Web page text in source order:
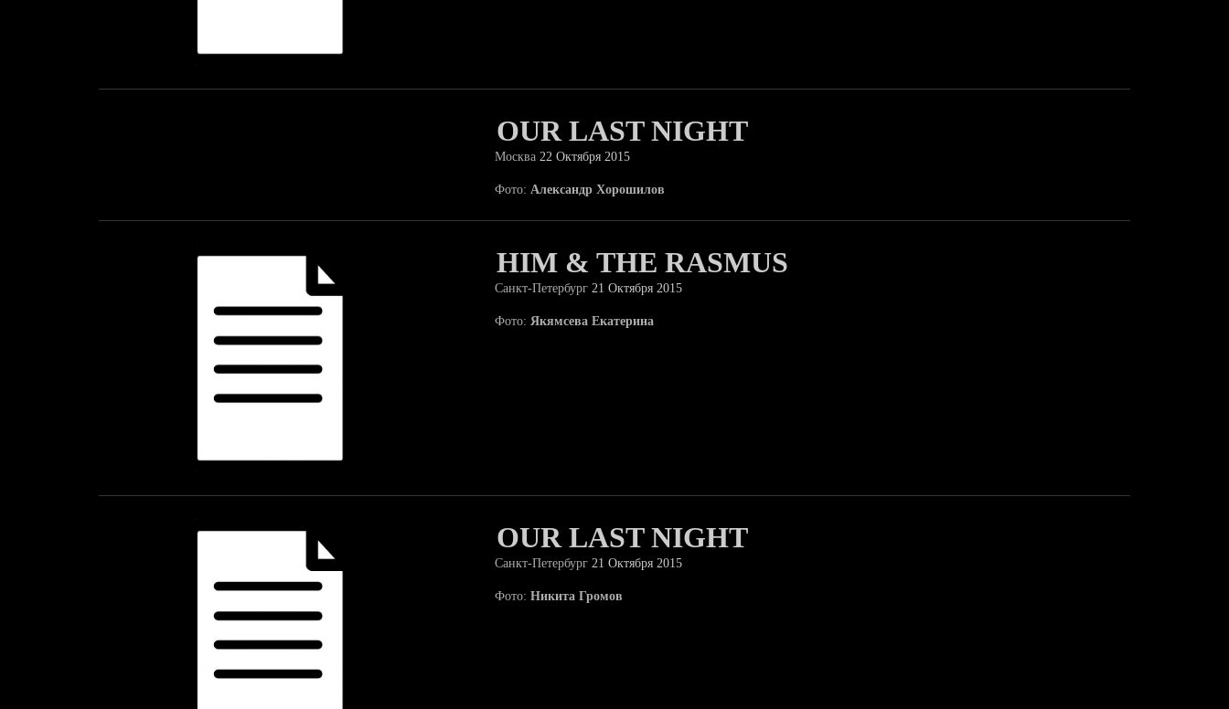
OUR LAST NIGHT
Москва 22 Октября 2015
Фото: Александр Хорошилов
HIM & THE RASMUS
Санкт-Петербург 21 Октября 2015
Фото: Якямсева Екатерина
OUR LAST NIGHT
Санкт-Петербург 21 Октября 2015
Фото: Никита Громов